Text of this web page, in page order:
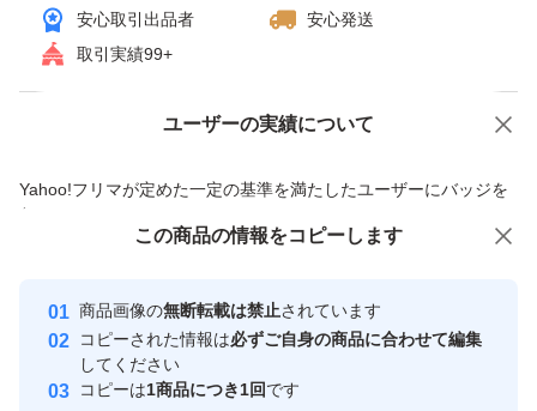
安心取引出品者
安心発送
取引実績99+
ユーザーの実績について
Yahoo!フリマが定めた一定の基準を満たしたユーザーにバッジを
付与しています
安心取引出品者
心・安全なユーザーです
取引実績
価格の相談 商品への質問
この商品の情報をコピーします
商品画像の無断転載は禁止されています
コピーされた情報は必ずご自身の商品に合わせて編集
してください
コピーは1商品につき1回です
この商品をみている人にオススメ